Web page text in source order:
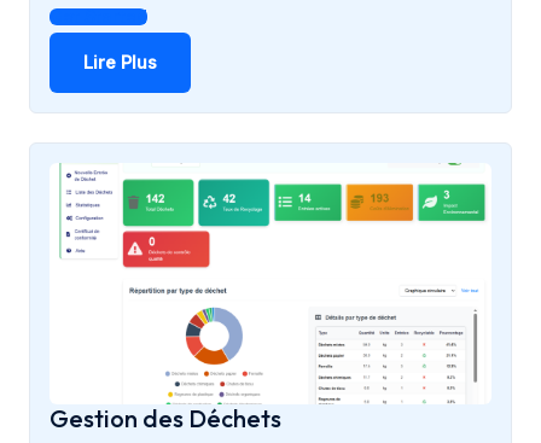
Get Started
Lire Plus
Gestion des Déchets